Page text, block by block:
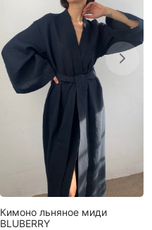
Кимоно льняное миди
BLUBERRY